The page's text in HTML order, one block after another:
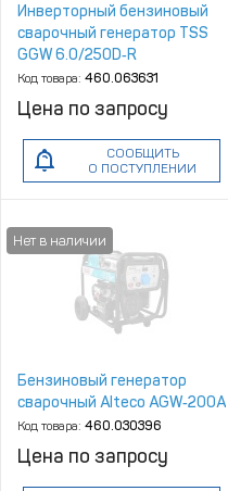
Инверторный бензиновый
сварочный генератор TSS
GGW 6.0/250D‑R
Код товара: 460.063631
Цена по запросу
СООБЩИТЬ
О ПОСТУПЛЕНИИ
Бензиновый генератор
сварочный Alteco AGW‑200A
Код товара: 460.030396
Цена по запросу